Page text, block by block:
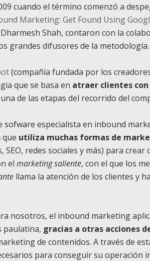
cuando el término comenzó a
Marketing: Get Found Using
Shah, contaron con la
grandes difusores de la metodología.
(compañía fundada por los
que se basa en atraer clientes
de las etapas del recorrido del
sofware especialista en inbound
utiliza muchas formas de
redes sociales y más) para
el marketing saliente, con el que los
llama la atención de los clientes y
nosotros, el inbound marketing
paulatina, gracias a otras acciones
de contenidos. A través de
para conseguir su operación